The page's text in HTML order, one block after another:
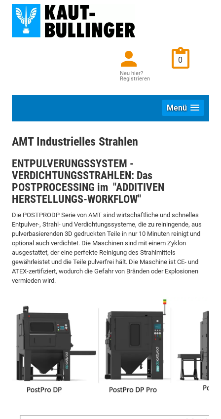
Neu hier?
Registrieren
0
Menü
AMT Industrielles Strahlen
ENTPULVERUNGSSYSTEM -
VERDICHTUNGSSTRAHLEN: Das
POSTPROCESSING im "ADDITIVEN
HERSTELLUNGS-WORKFLOW"
Die POSTPRODP Serie von AMT sind wirtschaftliche und schnelles
Entpulver-, Strahl- und Verdichtungssysteme, die zu reiningende, aus
pulverbasierenden 3D gedruckten Teile in nur 10 Minuten reinigt und
optional auch verdichtet. Die Maschinen sind mit einem Zyklon
ausgestattet, der eine perfekte Reinigung des Strahlmittels
gewährleistet und die Teile pulverfrei hält. Die Maschine ist CE- und
ATEX-zertifiziert, wodurch die Gefahr von Bränden oder Explosionen
vermieden wird.